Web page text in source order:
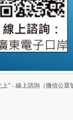
上” - 線上諮詢（微信公眾